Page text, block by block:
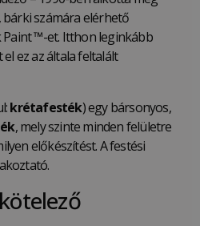
számára elérhető
™-et. Itthon leginkább
ez az általa feltalált
krétafesték) egy bársonyos,
, mely szinte minden felületre
előkészítést. A festési